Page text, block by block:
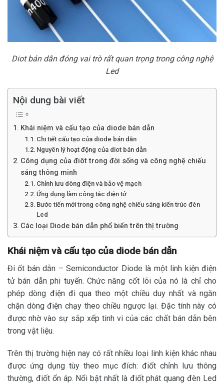
Diot bán dẫn đóng vai trò rất quan trọng trong công nghệ
Led
Nội dung bài viết
Khái niệm và cấu tạo của diode bán dẫn
Chi tiết cấu tạo của diode bán dẫn
Nguyên lý hoạt động của diot bán dẫn
Công dụng của điôt trong đời sống và công nghệ chiếu
sáng thông minh
Chỉnh lưu dòng điện và bảo vệ mạch
Ứng dụng làm công tắc điện tử
Bước tiến mới trong công nghệ chiếu sáng kiến trúc đèn
Led
Các loại Diode bán dẫn phổ biến trên thị trường
Khái niệm và cấu tạo của diode bán dẫn
Đi ốt bán dẫn – Semiconductor Diode là một linh kiện điện
tử bán dẫn phi tuyến. Chức năng cốt lõi của nó là chỉ cho
phép dòng điện đi qua theo một chiều duy nhất và ngăn
chặn dòng điện chạy theo chiều ngược lại. Đặc tính này có
được nhờ vào sự sắp xếp tinh vi của các chất bán dẫn bên
trong vật liệu.
Trên thị trường hiện nay có rất nhiều loại linh kiện khác nhau
được ứng dụng tùy theo mục đích: điốt chỉnh lưu thông
thường, điốt ổn áp. Nổi bật nhất là điốt phát quang đèn Led